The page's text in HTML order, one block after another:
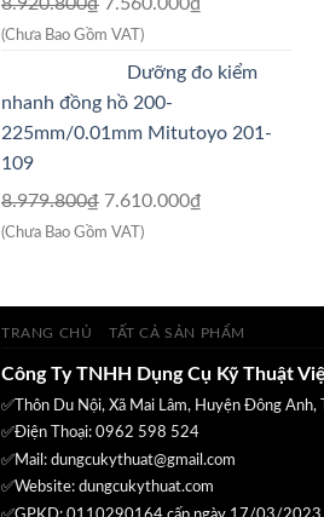
gốc
8.920.800₫.
tại
7.560.000₫.
(Chưa Bao Gồm VAT)
Dưỡng đo kiểm
nhanh đồng hồ 200-
225mm/0.01mm Mitutoyo 201-
109
8.979.800₫ Giá
gốc
7.610.000₫
7.610.000₫.
(Chưa Bao Gồm VAT)
TRANG CHỦ TẤT CẢ SẢN PHẨM
Công Ty TNHH Dụng Cụ Kỹ Thuật
✅Thôn Du Nội, Xã Mai Lâm, Huyện Đông Anh,
✅Điện Thoại: 0962 598 524
✅Mail: dungcukythuat@gmail.com
✅Website: dungcukythuat.com